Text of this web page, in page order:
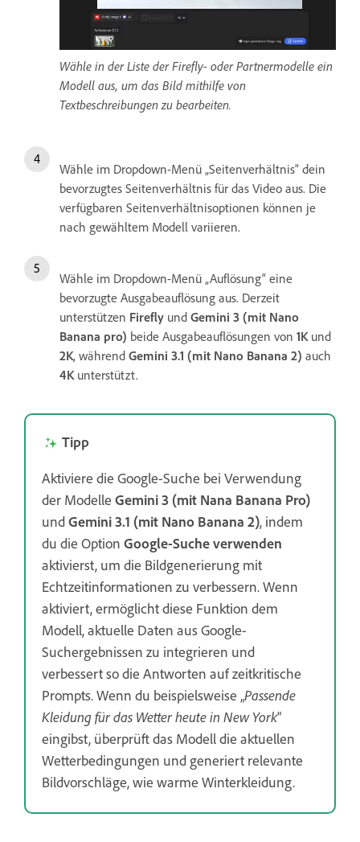
Wähle in der Liste der Firefly- oder Partnermodelle ein
Modell aus, um das Bild mithilfe von
Textbeschreibungen zu bearbeiten.
Wähle im Dropdown-Menü „Seitenverhältnis“ dein
bevorzugtes Seitenverhältnis für das Video aus. Die
verfügbaren Seitenverhältnisoptionen können je
nach gewähltem Modell variieren.
Wähle im Dropdown-Menü „Auflösung“ eine
bevorzugte Ausgabeauflösung aus. Derzeit
unterstützen Firefly und Gemini 3 (mit Nano
Banana pro) beide Ausgabeauflösungen von 1Kund
2K, während Gemini 3.1 (mit Nano Banana 2) auch
4Kunterstützt.
Tipp
Aktiviere die Google-Suche bei Verwendung
der Modelle Gemini 3 (mit Nana Banana Pro)
undGemini 3.1 (mit Nano Banana 2), indem
du die Option Google-Suche verwenden
aktivierst, um die Bildgenerierung mit
Echtzeitinformationen zu verbessern. Wenn
aktiviert, ermöglicht diese Funktion dem
Modell, aktuelle Daten aus Google-
Suchergebnissen zu integrieren und
verbessert so die Antworten auf zeitkritische
Prompts. Wenn du beispielsweise „Passende
Kleidung für das Wetter heute in New York“
eingibst, überprüft das Modell die aktuellen
Wetterbedingungen und generiert relevante
Bildvorschläge, wie warme Winterkleidung.